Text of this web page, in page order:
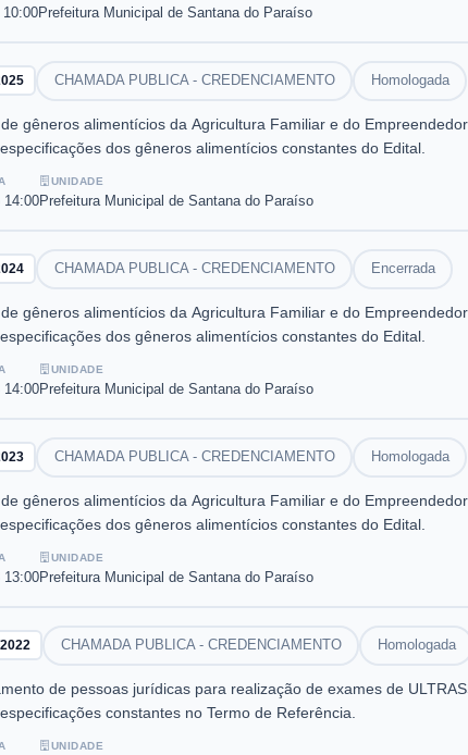
10:00Prefeitura Municipal de Santana do Paraíso
CHAMADA PUBLICA - CREDENCIAMENTO Homologada
gêneros alimentícios da Agricultura Familiar e do
dos gêneros alimentícios constantes do Edital.
14:00
UNIDADE
Prefeitura Municipal de Santana do Paraíso
CHAMADA PUBLICA - CREDENCIAMENTO Encerrada
gêneros alimentícios da Agricultura Familiar e do
dos gêneros alimentícios constantes do Edital.
14:00
UNIDADE
Prefeitura Municipal de Santana do Paraíso
CHAMADA PUBLICA - CREDENCIAMENTO Homologada
gêneros alimentícios da Agricultura Familiar e do
dos gêneros alimentícios constantes do Edital.
13:00
UNIDADE
Prefeitura Municipal de Santana do Paraíso
CHAMADA PUBLICA - CREDENCIAMENTO Homologada
de pessoas jurídicas para realização de exames de
constantes no Termo de Referência.
UNIDADE